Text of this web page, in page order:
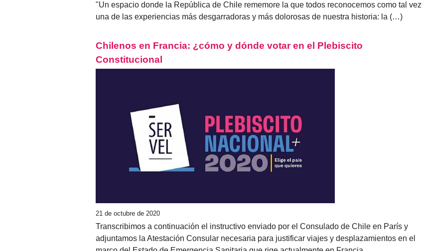
"Un espacio donde la República de Chile rememore la que todos reconocemos como tal vez
una de las experiencias más desgarradoras y más dolorosas de nuestra historia: la (…)
Chilenos en Francia: ¿cómo y dónde votar en el Plebiscito
Constitucional
21 de octubre de 2020
Transcribimos a continuación el instructivo enviado por el Consulado de Chile en París y
adjuntamos la Atestación Consular necesaria para justificar viajes y desplazamientos en el